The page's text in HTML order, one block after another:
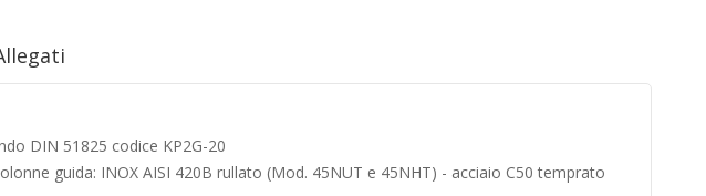
DIN 51825 codice KP2G-20
guida: INOX AISI 420B rullato (Mod. 45NUT e 45NHT) - acciaio C50 temprato